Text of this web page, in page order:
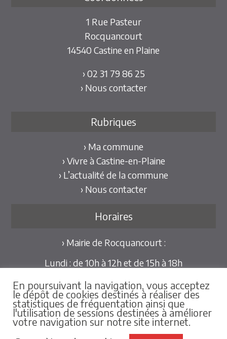
1 Rue Pasteur
Rocquancourt
14540 Castine en Plaine
› 02 31 79 86 25
› Nous contacter
Rubriques
› Ma commune
› Vivre à Castine-en-Plaine
› L’actualité de la commune
› Nous contacter
Horaires
› Mairie de Rocquancourt :
Lundi : de 10h à 12h et de 15h à 18h
Mercredi et Vendredi : de 09h30 à 12h
Pour les mairies déléguées de Hubert-Folie et
Tilly-la-Campagne :
sur rdv au 02.31.79.86.25
En poursuivant la navigation, vous acceptez
le dépôt de cookies destinés à réaliser des
statistiques de fréquentation ainsi que
l'utilisation de sessions destinées à améliorer
votre navigation sur notre site internet.